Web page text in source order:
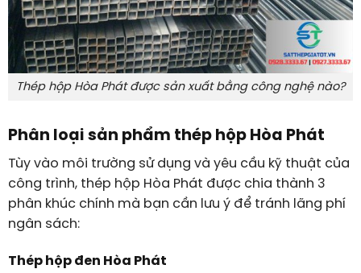
Thép hộp Hòa Phát được sản xuất bằng công nghệ nào?
Phân loại sản phẩm thép hộp Hòa Phát
Tùy vào môi trường sử dụng và yêu cầu kỹ thuật của
công trình, thép hộp Hòa Phát được chia thành 3
phân khúc chính mà bạn cần lưu ý để tránh lãng phí
ngân sách:
Thép hộp đen Hòa Phát